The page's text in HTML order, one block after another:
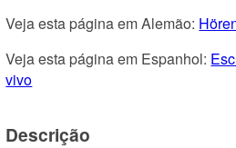
Veja esta página em Alemão:
Veja esta página em Espanhol:
vivo
Descrição